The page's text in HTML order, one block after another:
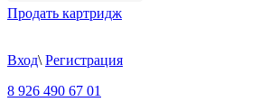
Продать картридж
Вход\ Регистрация
8 926 490 67 01